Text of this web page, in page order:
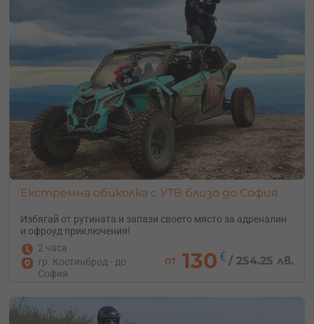
Екстремна обиколка с УТВ близо до София
Избягай от рутината и запази своето място за адреналин
и офроуд приключения!
2 часа
гр. Костинброд - до
София
от 130 € /254.25 лв.